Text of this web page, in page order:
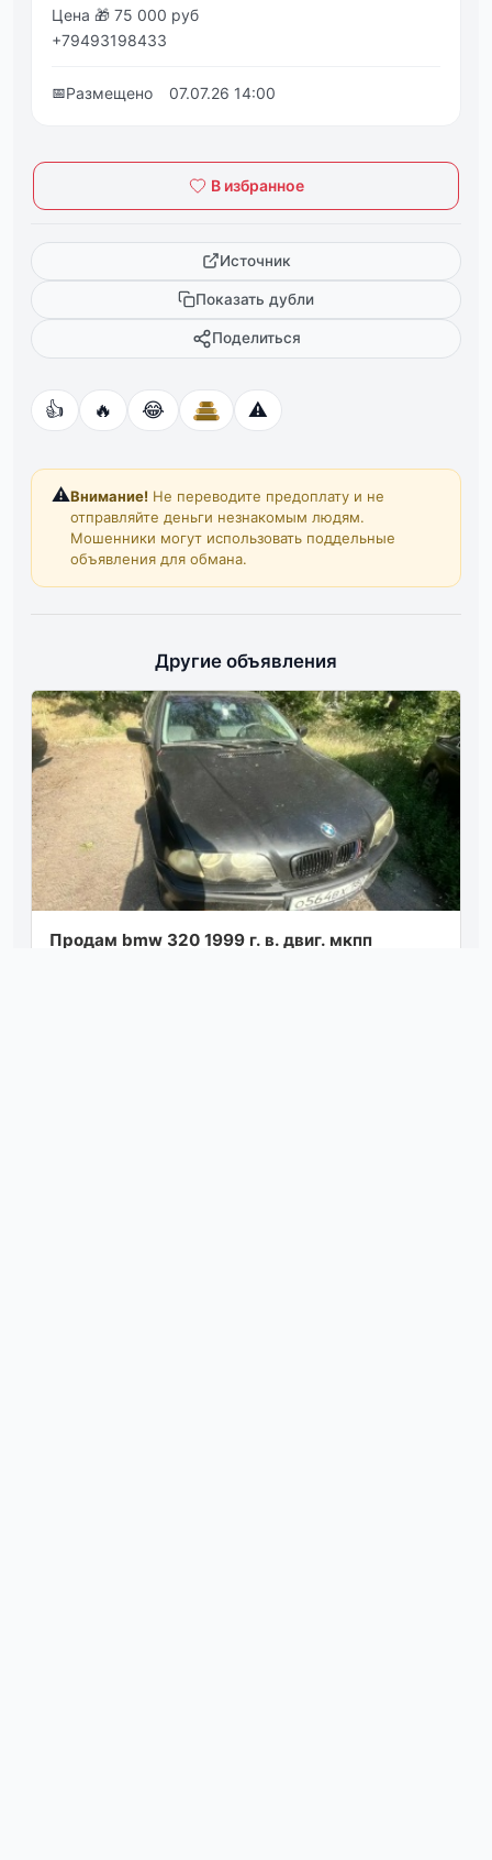
Цeна 🎁 75 000 pуб
+79493198433
📅Размещено 07.07.26 14:00
В избранное
Источник
Показать дубли
Поделиться
👍 🔥 😂 ⚠️
⚠️Внимание! Не переводите предоплату и не
отправляйте деньги незнакомым людям.
Мошенники могут использовать поддельные
объявления для обмана.
Другие объявления
Продам bmw 320 1999 г. в. двиг. мкпп